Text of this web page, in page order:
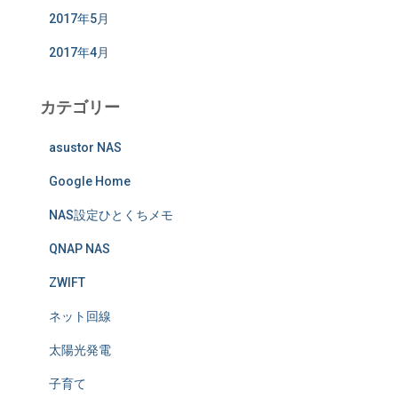
2017年5月
2017年4月
カテゴリー
asustor NAS
Google Home
NAS設定ひとくちメモ
QNAP NAS
ZWIFT
ネット回線
太陽光発電
子育て